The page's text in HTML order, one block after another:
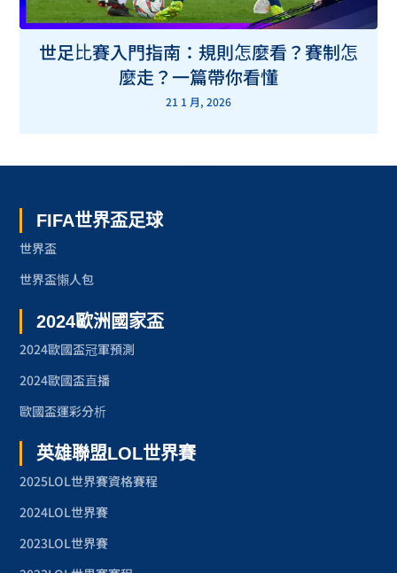
世足比賽入門指南：規則怎麼看？賽制怎
麼走？一篇帶你看懂
21 1 月, 2026
FIFA世界盃足球
世界盃
世界盃懶人包
2024歐洲國家盃
2024歐國盃冠軍預測
2024歐國盃直播
歐國盃運彩分析
英雄聯盟LOL世界賽
2025LOL世界賽資格賽程
2024LOL世界賽
2023LOL世界賽